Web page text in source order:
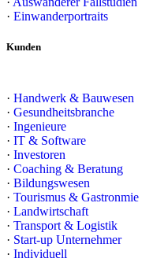
· Einwanderportraits
Kunden
· Handwerk & Bauwesen
· Gesundheitsbranche
· Ingenieure
· IT & Software
· Investoren
· Coaching & Beratung
· Bildungswesen
· Tourismus & Gastronmie
· Landwirtschaft
· Transport & Logistik
· Start-up Unternehmer
· Individuell